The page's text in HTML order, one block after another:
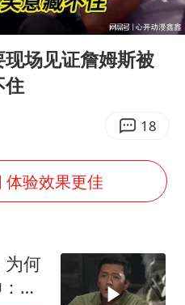
潭拍日出坠崖1死1伤
西湖突现狂风暴雨 游客瞬间被浇透
将正面袭击贯穿浙江
来龙餐馆》口碑
：台湾从来没有“独立”过
分直营店飞天茅台提价
应车内过夜被收150元
00:39
场见证詹姆斯被
住
18
体验效果更佳
为何
杀